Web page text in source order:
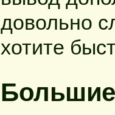
довольно
хотите